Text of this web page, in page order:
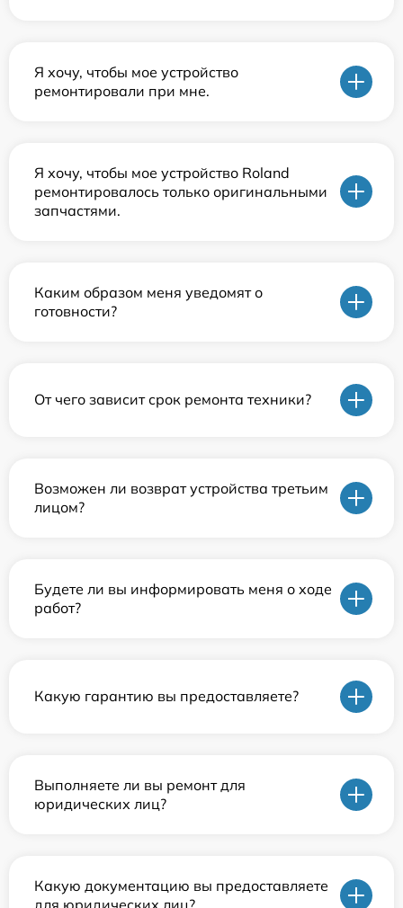
Я хочу, чтобы мое устройство
ремонтировали при мне.
Я хочу, чтобы мое устройство Roland
ремонтировалось только оригинальными
запчастями.
Каким образом меня уведомят о
готовности?
От чего зависит срок ремонта техники?
Возможен ли возврат устройства третьим
лицом?
Будете ли вы информировать меня о ходе
работ?
Какую гарантию вы предоставляете?
Выполняете ли вы ремонт для
юридических лиц?
Какую документацию вы предоставляете
для юридических лиц?